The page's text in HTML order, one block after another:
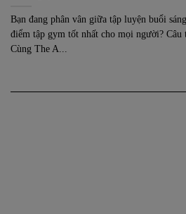
Bạn đang phân vân giữa tập luyện buổi
điểm tập gym tốt nhất cho mọi người?
Cùng The A...